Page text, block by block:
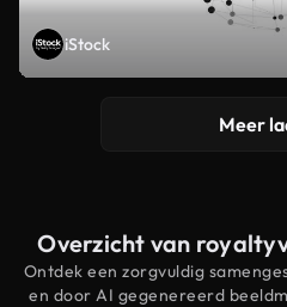
iStock
Meer
Overzicht van
Ontdek een zorgvuldig
en door AI gegenereerd